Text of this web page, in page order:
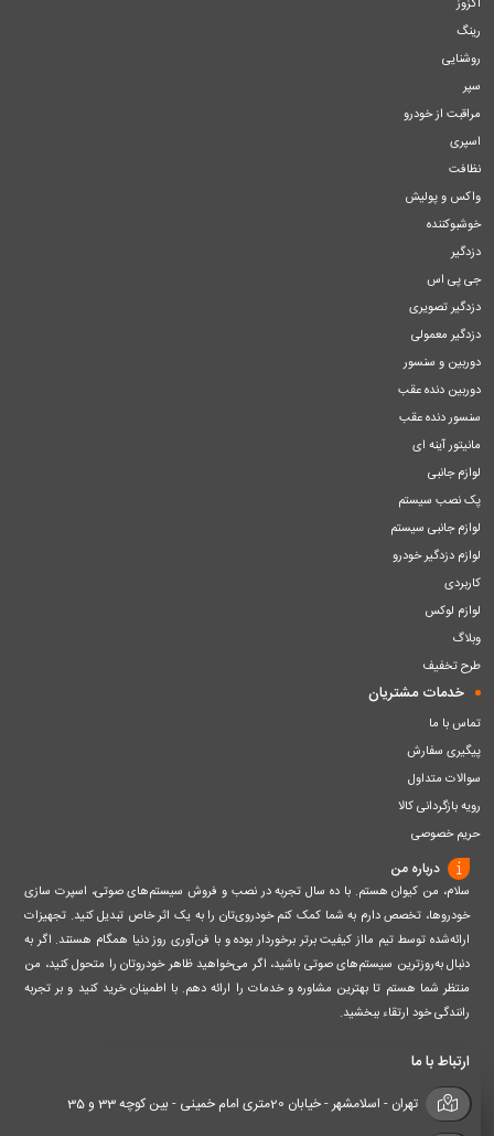
اگزوز
رینگ
روشنایی
سپر
مراقبت از خودرو
اسپری
نظافت
واکس و پولیش
خوشبوکننده
دزدگیر
جی پی اس
دزدگیر تصویری
دزدگیر معمولی
دوربین و سنسور
دوربین دنده عقب
سنسور دنده عقب
مانیتور آینه ای
لوازم جانبی
پک نصب سیستم
لوازم جانبی سیستم
لوازم دزدگیر خودرو
کاربردی
لوازم لوکس
وبلاگ
طرح تخفیف
خدمات مشتریان
تماس با ما
پیگیری سفارش
سوالات متداول
رویه بازگردانی کالا
حریم خصوصی
درباره من
سلام، من کیوان هستم. با ده سال تجربه در نصب و فروش سیستم‌های صوتی، اسپرت سازی
خودروها، تخصص دارم به شما کمک کنم خودروی‌تان را به یک اثر خاص تبدیل کنید. تجهیزات
ارائه‌شده توسط تیم مااز کیفیت برتر برخوردار بوده و با فن‌آوری روز دنیا همگام هستند. اگر به
دنبال به‌روزترین سیستم‌های صوتی باشید، اگر می‌خواهید ظاهر خودروتان را متحول کنید، من
منتظر شما هستم تا بهترین مشاوره و خدمات را ارائه دهم. با اطمینان خرید کنید و بر تجربه
رانندگی خود ارتقاء ببخشید.
ارتباط با ما
تهران - اسلامشهر - خیابان 20متری امام خمینی - بین کوچه 33 و 35